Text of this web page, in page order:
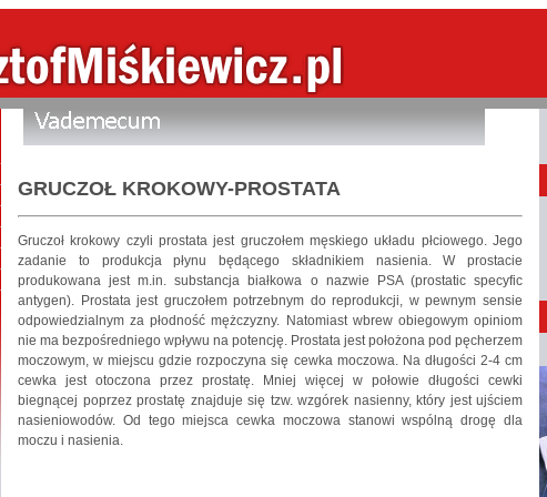
GRUCZOŁ KROKOWY-PROSTATA
Gruczoł krokowy czyli prostata jest gruczołem męskiego układu płciowego. Jego
zadanie to produkcja płynu będącego składnikiem nasienia. W prostacie
produkowana jest m.in. substancja białkowa o nazwie PSA (prostatic specyfic
antygen). Prostata jest gruczołem potrzebnym do reprodukcji, w pewnym sensie
odpowiedzialnym za płodność mężczyzny. Natomiast wbrew obiegowym opiniom
nie ma bezpośredniego wpływu na potencję. Prostata jest położona pod pęcherzem
moczowym, w miejscu gdzie rozpoczyna się cewka moczowa. Na długości 2-4 cm
cewka jest otoczona przez prostatę. Mniej więcej w połowie długości cewki
biegnącej poprzez prostatę znajduje się tzw. wzgórek nasienny, który jest ujściem
nasieniowodów. Od tego miejsca cewka moczowa stanowi wspólną drogę dla
moczu i nasienia.